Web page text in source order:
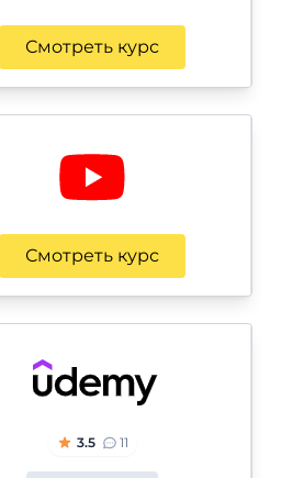
Смотреть курс
Смотреть курс
3.5 11